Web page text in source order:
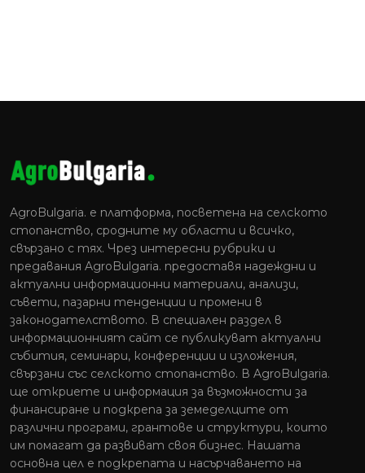
AgroBulgaria. e платформа, посветена на селското
стопанство, сродните му области и всичко,
свързано с тях. Чрез интересни рубрики и
предавания AgroBulgaria. предоставя надеждни и
актуални информационни материали, анализи,
съвети, пазарни тенденции и промени в
законодателството. В специален раздел в
информационният сайт се публикуват актуални
събития, семинари, конференции и изложения,
свързани със селското стопанство. В AgroBulgaria.
ще откриете и информация за възможности за
финансиране и подкрепа за земеделците от
различни програми, грантове и структури, които
им помагат да развиват своя бизнес. Нашата
основна цел е подкрепата и насърчаването на